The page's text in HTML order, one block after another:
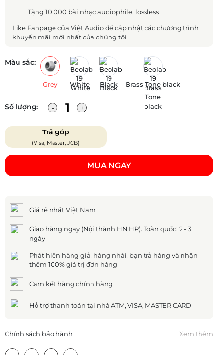
Tặng 10.000 bài nhạc audiophile, lossless
Like Fanpage của Việt Audio để cập nhật các chương trình
khuyến mãi mới nhất của chúng tôi.
Màu sắc:
Grey White Black Brass Tone black
Số lượng:
Trả góp
(Visa, Master, JCB)
MUA NGAY
Giá rẻ nhất Việt Nam
Giao hàng ngay (Nội thành HN,HP). Toàn quốc: 2 - 3
ngày
Phát hiện hàng giả, hàng nhái, bạn trả hàng và nhận
thêm 100% giá trị đơn hàng
Cam kết hàng chính hãng
Hỗ trợ thanh toán tại nhà ATM, VISA, MASTER CARD
Chính sách bảo hành Xem thêm